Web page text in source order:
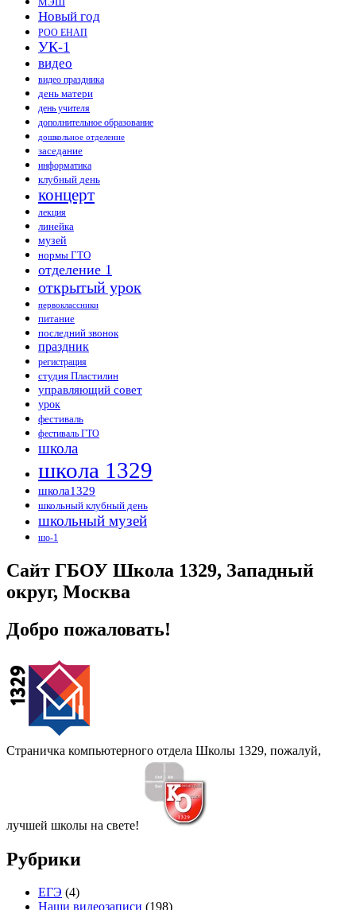
Новый год
РОО ЕНАП
УК-1
видео
видео праздника
день матери
день учителя
дополнительное образование
дошкольное отделение
заседание
информатика
клубный день
концерт
лекция
линейка
музей
нормы ГТО
отделение 1
открытый урок
первоклассники
питание
последний звонок
праздник
регистрация
студия Пластилин
управляющий совет
урок
фестиваль
фестиваль ГТО
школа
школа 1329
школа1329
школьный клубный день
школьный музей
шо-1
Сайт ГБОУ Школа 1329, Западный
округ, Москва
Добро пожаловать!
Страничка компьютерного отдела Школы 1329, пожалуй,
лучшей школы на свете!
Рубрики
ЕГЭ (4)
Наши видеозаписи (198)